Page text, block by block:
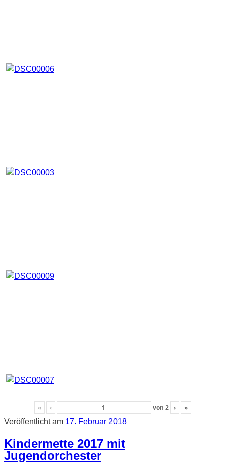
« ‹ von 2 ›
»
Veröffentlicht am 17. Februar 2018
Kindermette 2017 mit
Jugendorchester